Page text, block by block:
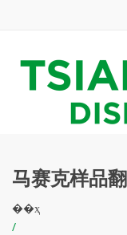
马赛克样品
��ҳ
/